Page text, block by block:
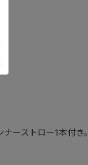
ーストロー1本付き。